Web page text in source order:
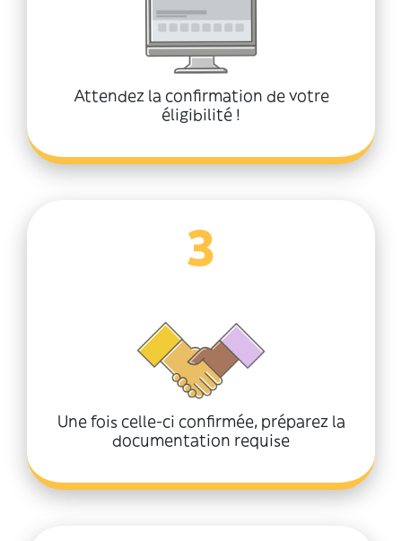
Attendez la confirmation de votre
éligibilité !
3
Une fois celle-ci confirmée, préparez la
documentation requise